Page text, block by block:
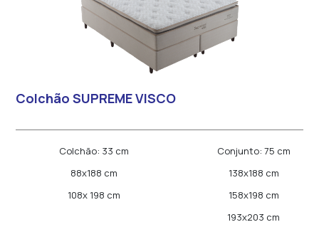
Colchão SUPREME VISCO
Colchão: 33 cm
Conjunto: 75 cm
88x188 cm
138x188 cm
108x 198 cm
158x198 cm
193x203 cm